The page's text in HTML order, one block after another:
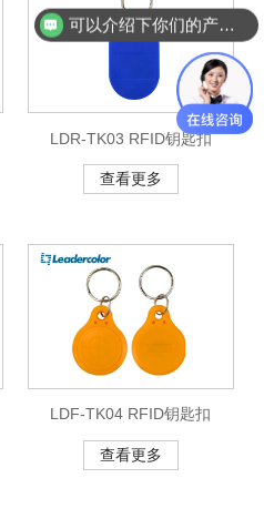
LDR-TK03 RFID钥匙扣
查看更多
LDF-TK04 RFID钥匙扣
查看更多
可以介绍下你们的产品么？